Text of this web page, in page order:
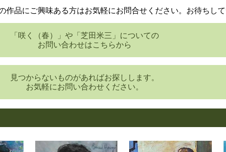
作品にご興味ある方はお気軽にお問合せください。お待ちして
「咲く（春）」や「芝田米三」についての
お問い合わせはこちらから
見つからないものがあればお探しします。
お気軽にお問い合わせください。